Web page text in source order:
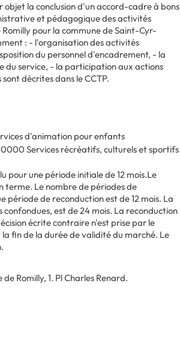
objet la conclusion d'un accord-cadre à bons
et pédagogique des activités
pour la commune de Saint-Cyr-
: - l'organisation des activités
du personnel d'encadrement, - la
service, - la participation aux actions
décrites dans le CCTP.
d'animation pour enfants
Services récréatifs, culturels et sportifs
pour une période initiale de 12 mois.Le
terme. Le nombre de périodes de
période de reconduction est de 12 mois. La
est de 24 mois. La reconduction
écrite contraire n'est prise par le
fin de la durée de validité du marché. Le
Romilly, 1. Pl Charles Renard.